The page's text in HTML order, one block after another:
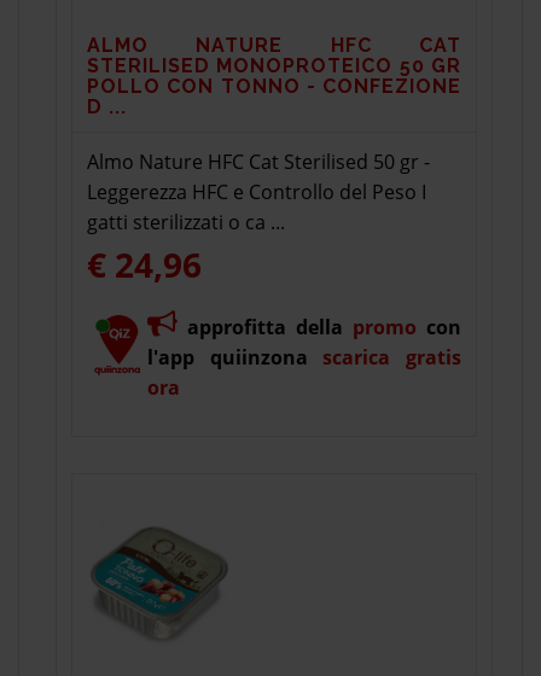
ALMO NATURE HFC CAT
STERILISED MONOPROTEICO 50 GR
POLLO CON TONNO - CONFEZIONE
D ...
Almo Nature HFC Cat Sterilised 50 gr -
Leggerezza HFC e Controllo del Peso I
gatti sterilizzati o ca ...
€ 24,96
approfitta della promo con
l'app quiinzona scarica gratis
ora